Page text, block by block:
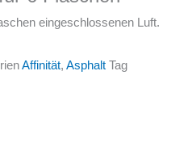
eingeschlossenen Luft.
Affinität, Asphalt Tag